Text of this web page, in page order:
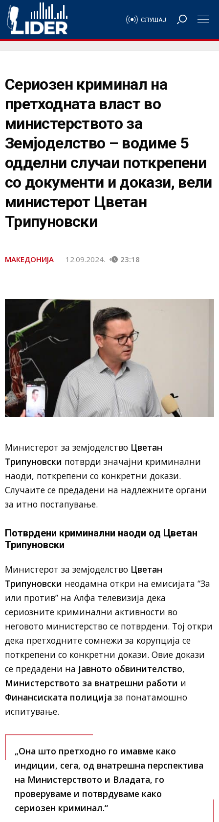
СЛУШАЈ
Сериозен криминал на
претходната власт во
министерството за
Земјоделство – водиме 5
одделни случаи поткрепени
со документи и докази, вели
министерот Цветан
Трипуновски
МАКЕДОНИЈА 12.09.2024. 23:18
Mинистерот за земјоделство Цветан
Трипуновски потврди значајни криминални
наоди, поткрепени со конкретни докази.
Случаите се предадени на надлежните органи
за итно постапување.
Потврдени криминални наоди од Цветан
Трипуновски
Министерот за земјоделство Цветан
Трипуновски неодамна откри на емисијата “За
или против” на Алфа телевизија дека
сериозните криминални активности во
неговото министерство се потврдени. Тој откри
дека претходните сомнежи за корупција се
поткрепени со конкретни докази. Овие докази
се предадени на Јавното обвинителство,
Министерството за внатрешни работи и
Финансиската полиција за понатамошно
испитување.
„Она што претходно го имавме како
индиции, сега, од внатрешна перспектива
на Министерството и Владата, го
проверуваме и потврдуваме како
сериозен криминал.“